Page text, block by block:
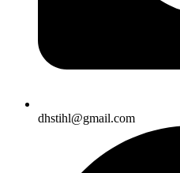
dhstihl@gmail.com